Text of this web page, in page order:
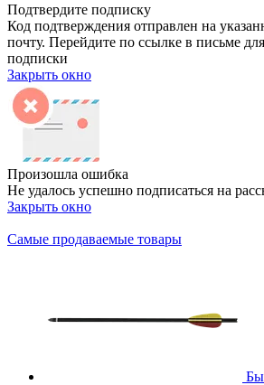
Подтвердите подписку
Код подтверждения отправлен на
почту. Перейдите по ссылке в письме
подписки
Закрыть окно
Произошла ошибка
Не удалось успешно подписаться на
Закрыть окно
Самые продаваемые товары